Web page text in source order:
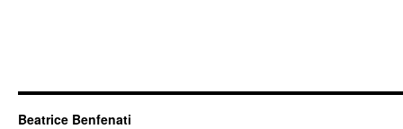
Beatrice Benfenati